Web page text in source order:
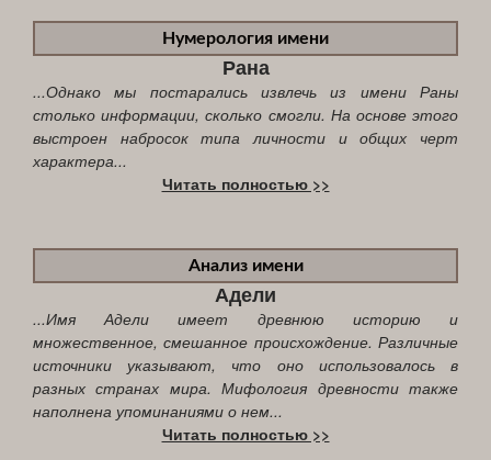
Нумерология имени
Рана
...Однако мы постарались извлечь из имени Раны
столько информации, сколько смогли. На основе этого
выстроен набросок типа личности и общих черт
характера...
Читать полностью >>
Анализ имени
Адели
...Имя Адели имеет древнюю историю и
множественное, смешанное происхождение. Различные
источники указывают, что оно использовалось в
разных странах мира. Мифология древности также
наполнена упоминаниями о нем...
Читать полностью >>